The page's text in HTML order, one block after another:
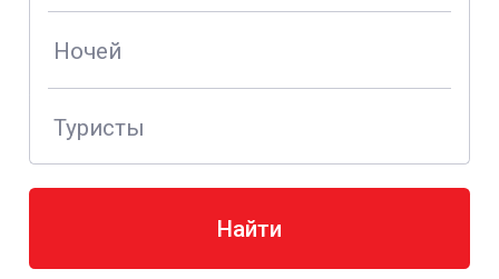
Ночей
Туристы
Найти